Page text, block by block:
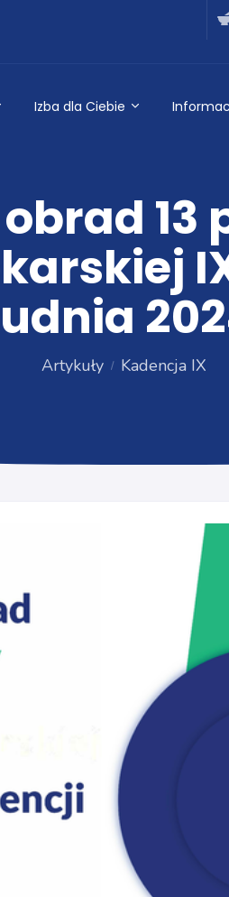
Izba dla Ciebie
13
Artykuły Kadencja IX